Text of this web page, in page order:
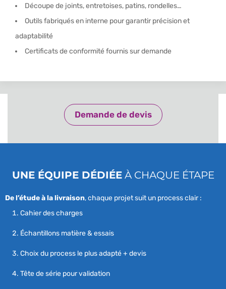
Découpe de joints, entretoises, patins, rondelles…
Outils fabriqués en interne pour garantir précision et
adaptabilité
Certificats de conformité fournis sur demande
Demande de devis
UNE ÉQUIPE DÉDIÉEÀ CHAQUE ÉTAPE
De l’étude à la livraison, chaque projet suit un process clair :
Cahier des charges
Échantillons matière & essais
Choix du process le plus adapté + devis
Tête de série pour validation